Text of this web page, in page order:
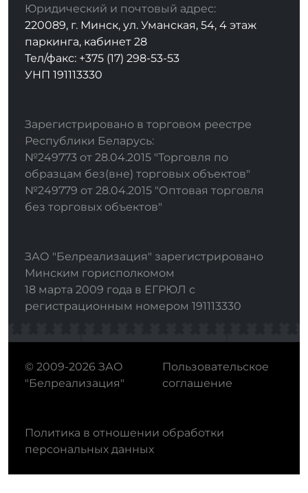
Юридический и почтовый адрес:
220089, г. Минск, ул. Уманская, 54, 4 этаж
паркинга, кабинет 28
Тел/факс: +375 (17) 298-53-53
УНП 191113330
Зарегистрировано в торговом реестре
Республики Беларусь:
№249773 от 28.04.2015 "Торговля по
образцам без(вне) торговых объектов"
№249779 от 28.04.2015 "Оптовая торговля
без торговых объектов"
ЗАО "Белреализация" зарегистрировано
Минским горисполкомом
18 марта 2009 года в ЕГРЮЛ с
регистрационным номером 191113330
© 2009-2026 ЗАО
"Белреализация"
Пользовательское
соглашение
Политика в отношении обработки
персональных данных